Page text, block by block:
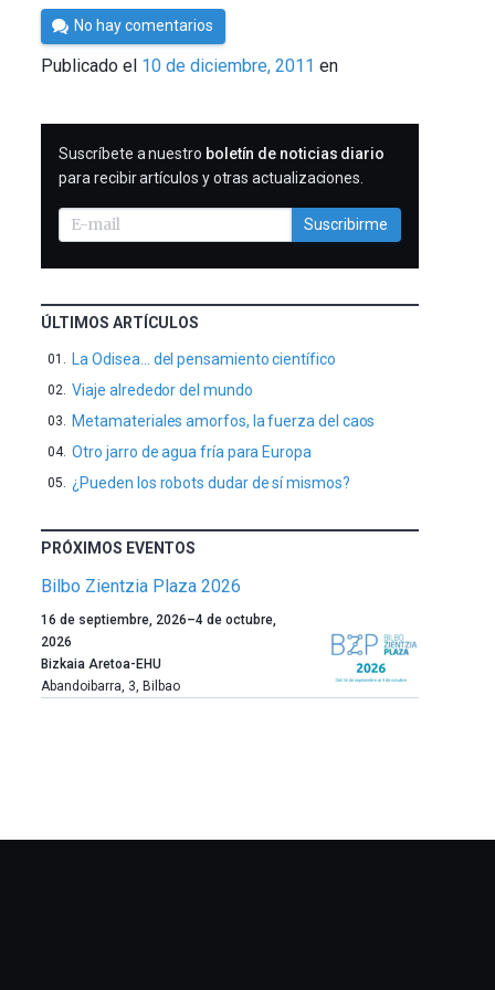
Por
Cultura
Cientifica
No hay comentarios
Publicado el 10 de diciembre, 2011 en
SUSCRIBIRME
Suscríbete a nuestro boletín de noticias diario
para recibir artículos y otras actualizaciones.
Suscribirme
ÚLTIMOS ARTÍCULOS
La Odisea… del pensamiento científico
Viaje alrededor del mundo
Metamateriales amorfos, la fuerza del caos
Otro jarro de agua fría para Europa
¿Pueden los robots dudar de sí mismos?
PRÓXIMOS EVENTOS
Bilbo Zientzia Plaza 2026
Un
año
más,
Bilbao
la
16 de septiembre, 2026–4 de octubre,
2026
Bizkaia Aretoa-EHU
Abandoibarra, 3, Bilbao